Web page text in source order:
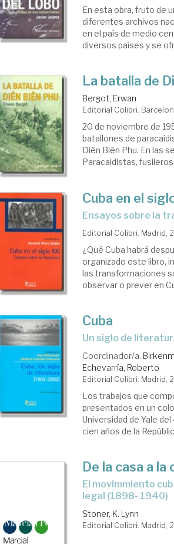
En esta obra, fruto de
diferentes archivos
en el país de medio
diversos países y se
La batalla de
Bergot, Erwan
Editorial Colibri.
20 de noviembre de
batallones de
Diên Biên Phu. En las
Paracaidistas,
Cuba en el
ensayos sobre la
Editorial Colibri. Madrid,
¿Qué Cuba habrá
organizado este libro,
las transformaciones
observar o prever en
Cuba
un siglo de
Coordinador/a.
Echevarría, Roberto
Editorial Colibri. Madrid,
Los trabajos que
presentados en un
Universidad de Yale
cien años de la
De la casa a la
el movimmiento cubano de la mujer en favor de la reforma
legal (1898- 1940)
Stoner, K. Lynn
Editorial Colibri. Madrid,